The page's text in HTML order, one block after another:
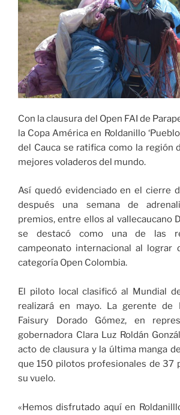
Con la clausura del Open FAI de
la Copa América en Roldanillo
del Cauca se ratifica como la región
mejores voladeros del mundo.
Así quedó evidenciado en el cierre
después una semana de
premios, entre ellos al vallecaucano
se destacó como una de las
campeonato internacional al lograr
categoría Open Colombia.
El piloto local clasificó al Mundial
realizará en mayo. La gerente de
Faisury Dorado Gómez, en
gobernadora Clara Luz Roldán
acto de clausura y la última manga
que 150 pilotos profesionales de 37
su vuelo.
«Hemos disfrutado aquí en